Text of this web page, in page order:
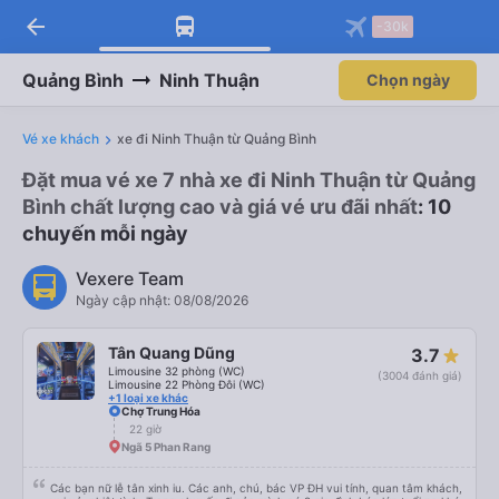
arrow_back -30k
Quảng Bình Ninh Thuận Chọn ngày
Vé xe khách xe đi Ninh Thuận từ Quảng Bình
Đặt mua vé xe 7 nhà xe đi Ninh Thuận từ Quảng
Bình chất lượng cao và giá vé ưu đãi nhất: 10
chuyến mỗi ngày
Vexere Team
Ngày cập nhật: 08/08/2026
Tân Quang Dũng
Limousine 32 phòng (WC)
Limousine 22 Phòng Đôi (WC)
+1 loại xe khác
3.7
(3004 đánh giá)
Chợ Trung Hóa
22 giờ
Ngã 5 Phan Rang
Các bạn nữ lễ tân xinh iu. Các anh, chú, bác VP ĐH vui tính, quan tâm khách,